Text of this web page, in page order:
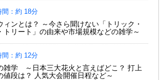
間：約 18分
ィンとは？ ～今さら聞けない「トリック・
トリート」の由来や市場規模などの雑学～
間：約 12分
雑学 ～日本三大花火と言えばどこ？ 打上
値段は？ 人気大会開催日程など～